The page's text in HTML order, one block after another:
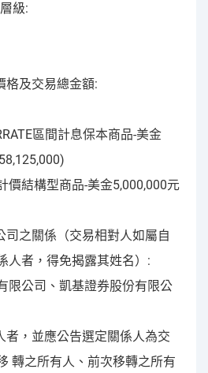
級:
格及交易總金額:
區間計息保本商品-美金
結構型商品-美金5,000,000元
司之關係（交易相對人如屬自
人者，得免揭露其姓名）:
限公司、凱基證券股份有限公
者，並應公告選定關係人為交
轉之所有人、前次移轉之所有